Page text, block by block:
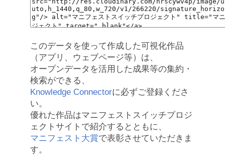
このデータを使って作成した可視化作品
（アプリ、ウェブページ等）は、
オープンデータを活用した成果等の集約・
検索ができる、
Knowledge Connectorに必ずご登録くださ
い。
優れた作品はマニフェストスイッチプロジ
ェクトサイトで紹介するとともに、
マニフェスト大賞で表彰させていただきま
す。